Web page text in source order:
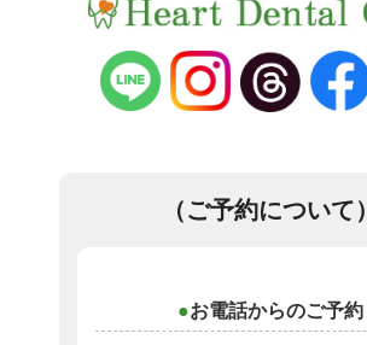
（ご予約について）
お電話からのご予約